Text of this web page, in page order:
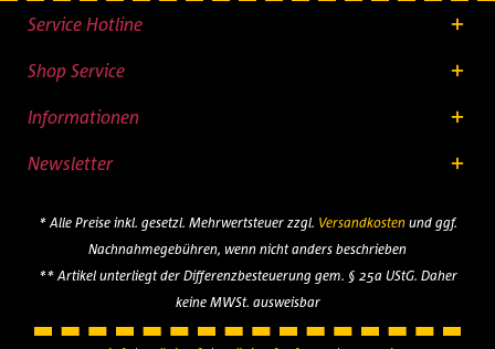
Service Hotline
Shop Service
Informationen
Newsletter
* Alle Preise inkl. gesetzl. Mehrwertsteuer zzgl. Versandkostenund ggf.
Nachnahmegebühren, wenn nicht anders beschrieben
** Artikel unterliegt der Differenzbesteuerung gem. § 25a UStG. Daher
keine MWSt. ausweisbar